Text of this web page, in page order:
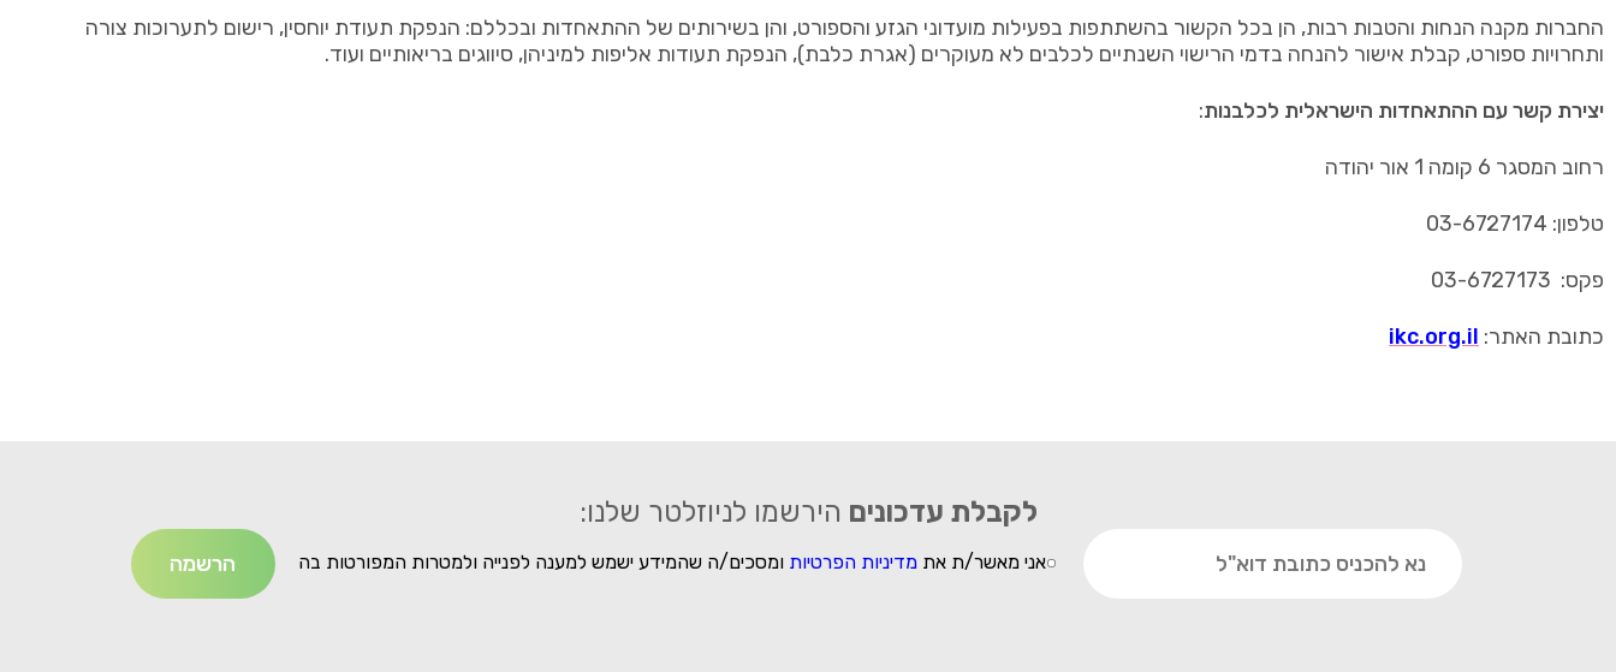
החברות מקנה הנחות והטבות רבות, הן בכל הקשור בהשתתפות בפעילות מועדוני הגזע והספורט, והן בשירותים של ההתאחדות ובכללם: הנפקת תעודת יוחסין, רישום לתערוכות צורה
ותחרויות ספורט, קבלת אישור להנחה בדמי הרישוי השנתיים לכלבים לא מעוקרים (אגרת כלבת), הנפקת תעודות אליפות למיניהן, סיווגים בריאותיים ועוד.
יצירת קשר עם ההתאחדות הישראלית לכלבנות:
רחוב המסגר 6 קומה 1 אור יהודה
טלפון: 03-6727174
פקס: 03-6727173
כתובת האתר: ikc.org.il
לקבלת עדכונים הירשמו לניוזלטר שלנו:
אני מאשר/ת אתמדיניות הפרטיותומסכים/ה שהמידע ישמש למענה לפנייה ולמטרות המפורטות בה